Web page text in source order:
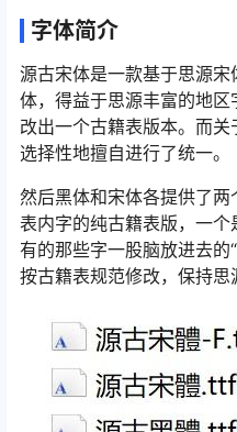
字体简介
源古宋体是一款基于思源
体，得益于思源丰富的地
改出一个古籍表版本。而
选择性地擅自进行了统一。
然后黑体和宋体各提供了
表内字的纯古籍表版，一
有的那些字一股脑放进去的
按古籍表规范修改，保持思